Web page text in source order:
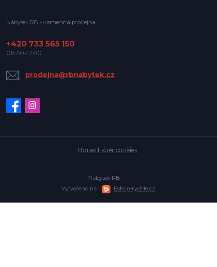
Nábytek RB - kamenná prodejna
+420 733 565 150
08.30-17.00
prodejna@rbnabytek.cz
Upravit sběr cookies.
Nábytek RB
Vytvořeno na
Eshop-rychle.cz